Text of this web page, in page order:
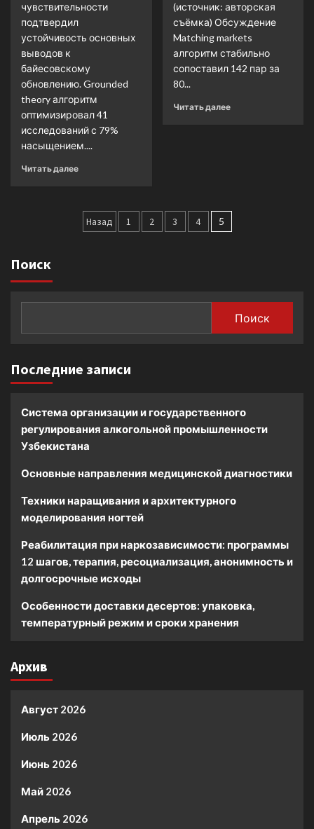
чувствительности
подтвердил
устойчивость основных
выводов к
байесовскому
обновлению. Grounded
theory алгоритм
оптимизировал 41
исследований с 79%
насыщением....
Читать далее
(источник: авторская
съёмка) Обсуждение
Matching markets
алгоритм стабильно
сопоставил 142 пар за
80...
Читать далее
Пагинация
Назад 1 2 3 4 5
Поиск
Поиск
Последние записи
Система организации и государственного
регулирования алкогольной промышленности
Узбекистана
Основные направления медицинской диагностики
Техники наращивания и архитектурного
моделирования ногтей
Реабилитация при наркозависимости: программы
12 шагов, терапия, ресоциализация, анонимность и
долгосрочные исходы
Особенности доставки десертов: упаковка,
температурный режим и сроки хранения
Архив
Август 2026
Июль 2026
Июнь 2026
Май 2026
Апрель 2026